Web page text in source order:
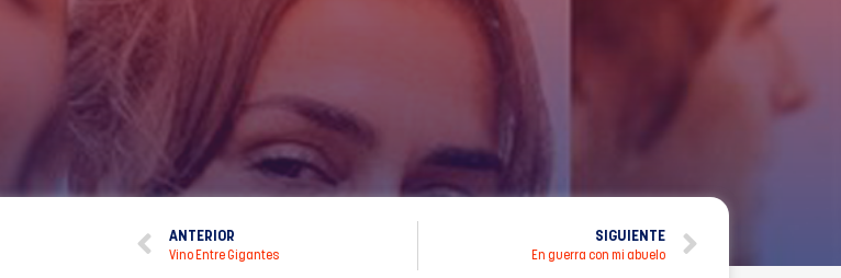
ANTERIOR
Vino Entre Gigantes
SIGUIENTE
En guerra con mi abuelo